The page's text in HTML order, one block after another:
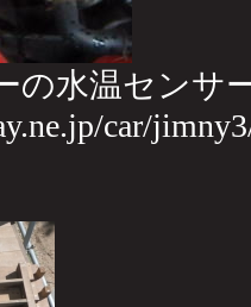
の水温センサ
car/